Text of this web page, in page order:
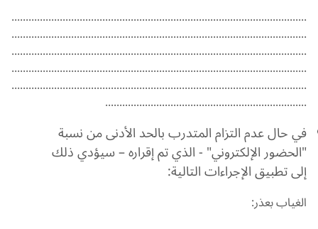
........................................................................................................
........................................................................................................
........................................................................................................
........................................................................................................
........................................................................................................
.......................................................................
في حال عدم التزام المتدرب بالحد الأدنى من نسبة
"الحضور الإلكتروني" - الذي تم إقراره – سيؤدي ذلك
إلى تطبيق الإجراءات التالية:
الغياب بعذر: